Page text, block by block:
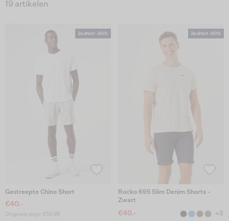
19 artikelen
Gestreepte Chino Short
€40.-
Originele prijs: €59.99
Rocko 695 Slim Denim Shorts -
Zwart
€40.- +3